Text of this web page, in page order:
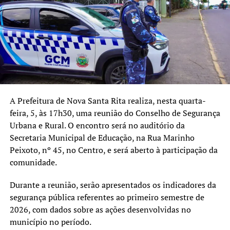
acompanharem as próximas fases do processo.
“É importante destacar que
esta é uma lista preliminar
de pré-selecionados. Ainda
existe o período destinado
à apresentação e análise de
recursos antes da
publicação da relação final.
Todo o processo está sendo
conduzido de forma
técnica, transparente e
conforme as regras
estabelecidas no edital,
A Prefeitura de Nova Santa Rita realiza, nesta quarta-
feira, 5, às 17h30, uma reunião do Conselho de Segurança
Urbana e Rural. O encontro será no auditório da
Secretaria Municipal de Educação, na Rua Marinho
Peixoto, nº 45, no Centro, e será aberto à participação da
comunidade.
Durante a reunião, serão apresentados os indicadores da
segurança pública referentes ao primeiro semestre de
2026, com dados sobre as ações desenvolvidas no
município no período.